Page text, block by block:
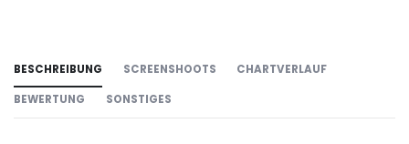
BESCHREIBUNG SCREENSHOOTS CHARTVERLAUF
BEWERTUNG SONSTIGES